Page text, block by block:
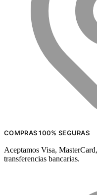
COMPRAS 100% SEGURAS
Aceptamos Visa,
transferencias bancarias.